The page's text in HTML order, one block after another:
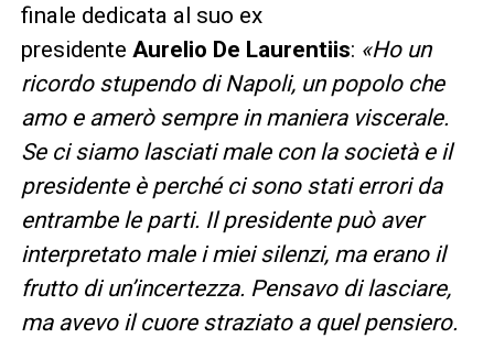
finale dedicata al suo ex
presidente Aurelio De Laurentiis: «Ho un
ricordo stupendo di Napoli, un popolo che
amo e amerò sempre in maniera viscerale.
Se ci siamo lasciati male con la società e il
presidente è perché ci sono stati errori da
entrambe le parti. Il presidente può aver
interpretato male i miei silenzi, ma erano il
frutto di un’incertezza. Pensavo di lasciare,
ma avevo il cuore straziato a quel pensiero.